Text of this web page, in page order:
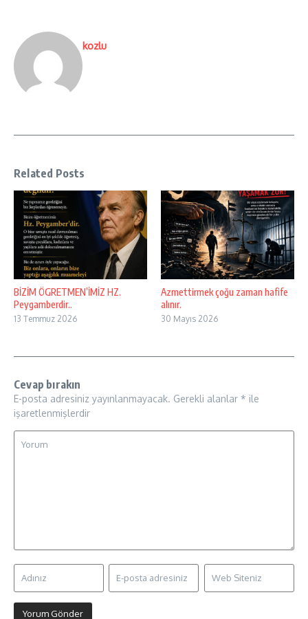
kozlu
Related Posts
BİZİM ÖGRETMEN’İMİZ HZ.
Peygamberdir..
13 Temmuz 2026
Azmettirmek çoğu zaman hafife
alınır.
30 Mayıs 2026
Cevap bırakın
E-posta adresiniz yayınlanmayacak. Gerekli alanlar * ile
işaretlenmişlerdir